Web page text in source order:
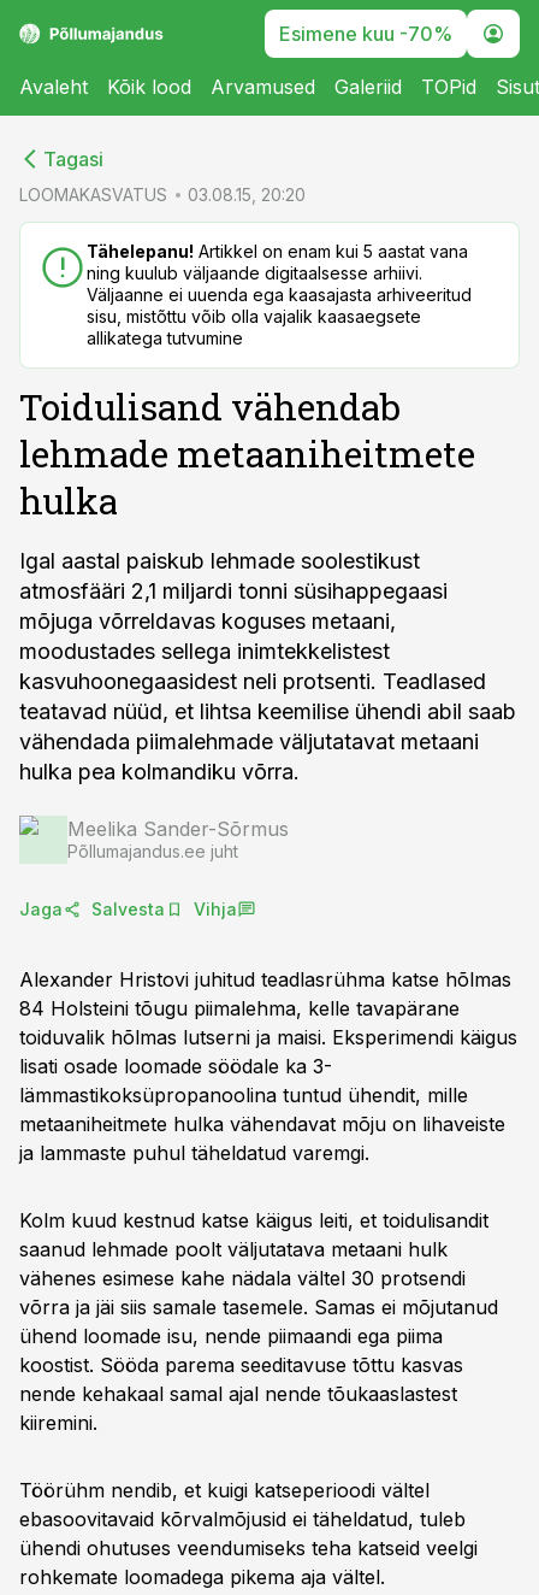
Esimene kuu -70%
Avaleht Kõik lood Arvamused Galeriid TOPid
Tagasi
LOOMAKASVATUS 03.08.15, 20:20
Tähelepanu! Artikkel on enam kui 5 aastat vana
ning kuulub väljaande digitaalsesse arhiivi.
Väljaanne ei uuenda ega kaasajasta arhiveeritud
sisu, mistõttu võib olla vajalik kaasaegsete
allikatega tutvumine
Toidulisand vähendab
lehmade metaaniheitmete
hulka
Igal aastal paiskub lehmade soolestikust
atmosfääri 2,1 miljardi tonni süsihappegaasi
mõjuga võrreldavas koguses metaani,
moodustades sellega inimtekkelistest
kasvuhoonegaasidest neli protsenti. Teadlased
teatavad nüüd, et lihtsa keemilise ühendi abil saab
vähendada piimalehmade väljutatavat metaani
hulka pea kolmandiku võrra.
Meelika Sander-Sõrmus
Põllumajandus.ee juht
Jaga Salvesta Vihja
Alexander Hristovi juhitud teadlasrühma katse hõlmas
84 Holsteini tõugu piimalehma, kelle tavapärane
toiduvalik hõlmas lutserni ja maisi. Eksperimendi käigus
lisati osade loomade söödale ka 3-
lämmastikoksüpropanoolina tuntud ühendit, mille
metaaniheitmete hulka vähendavat mõju on lihaveiste
ja lammaste puhul täheldatud varemgi.
Kolm kuud kestnud katse käigus leiti, et toidulisandit
saanud lehmade poolt väljutatava metaani hulk
vähenes esimese kahe nädala vältel 30 protsendi
võrra ja jäi siis samale tasemele. Samas ei mõjutanud
ühend loomade isu, nende piimaandi ega piima
koostist. Sööda parema seeditavuse tõttu kasvas
nende kehakaal samal ajal nende tõukaaslastest
kiiremini.
Töörühm nendib, et kuigi katseperioodi vältel
ebasoovitavaid kõrvalmõjusid ei täheldatud, tuleb
ühendi ohutuses veendumiseks teha katseid veelgi
rohkemate loomadega pikema aja vältel.